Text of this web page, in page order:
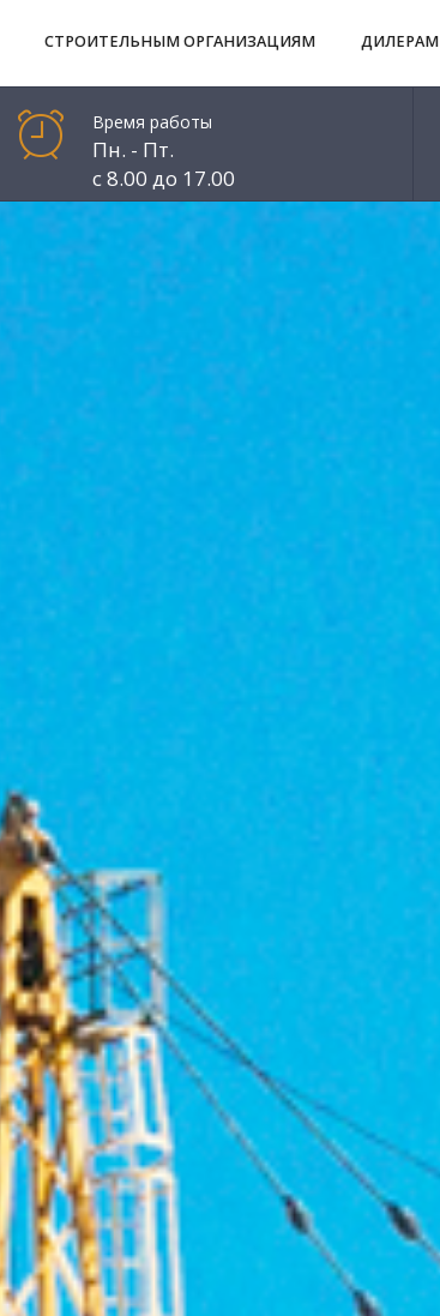
СТРОИТЕЛЬНЫМ ОРГАНИЗАЦИЯМ ДИЛЕРАМ
Время работы
Пн. - Пт.
с 8.00 до 17.00